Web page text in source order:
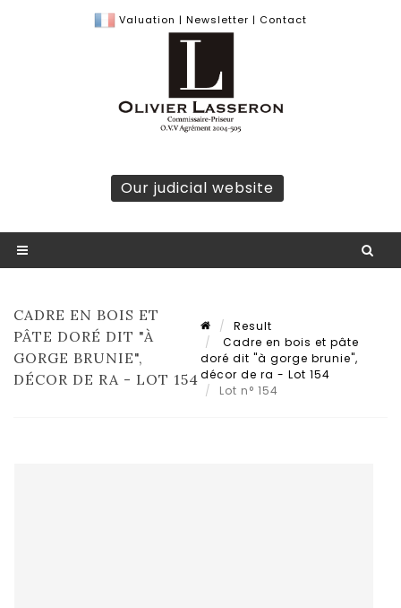
Valuation | Newsletter | Contact
Our judicial website
CADRE EN BOIS ET
PÂTE DORÉ DIT "À
GORGE BRUNIE",
DÉCOR DE RA - LOT 154
Result
Cadre en bois et pâte
doré dit "à gorge brunie",
décor de ra - Lot 154
Lot n° 154